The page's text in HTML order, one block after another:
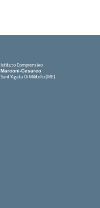
Istituto Comprensivo
Marconi-Cesareo
Sant'Agata Di Militello (ME)
— Visita la pagina iniziale della scuola